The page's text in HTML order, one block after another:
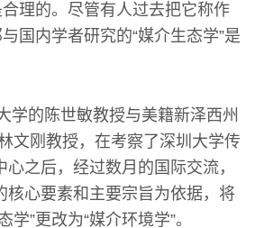
合理的。尽管有人过去把它称作
国内学者研究的“媒介生态学”是
学的陈世敏教授与美籍新泽西州
文刚教授，在考察了深圳大学传
之后，经过数月的国际交流，
核心要素和主要宗旨为依据，将
学”更改为“媒介环境学”。